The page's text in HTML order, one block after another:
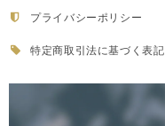
プライバシーポリシー
特定商取引法に基づく表記